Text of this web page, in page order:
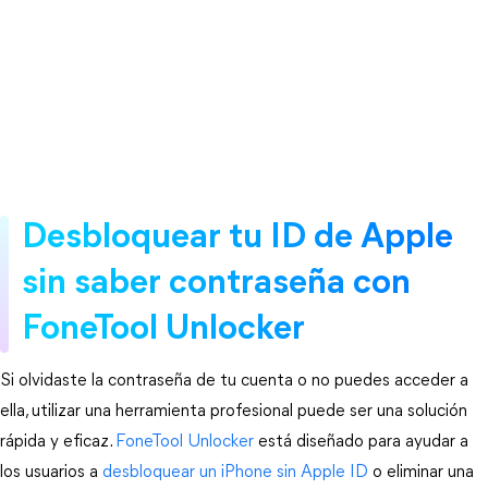
Desbloquear tu ID de Apple
sin saber contraseña con
FoneTool Unlocker
Si olvidaste la contraseña de tu cuenta o no puedes acceder a
ella, utilizar una herramienta profesional puede ser una solución
rápida y eficaz. FoneTool Unlocker está diseñado para ayudar a
los usuarios a desbloquear un iPhone sin Apple ID o eliminar una